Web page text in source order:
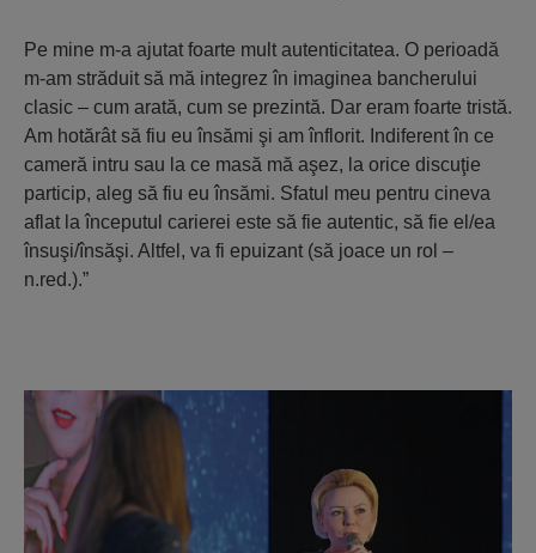
Pe mine m-a ajutat foarte mult autenticitatea. O perioadă
m-am străduit să mă integrez în imaginea bancherului
clasic – cum arată, cum se prezintă. Dar eram foarte tristă.
Am hotărât să fiu eu însămi şi am înflorit. Indiferent în ce
cameră intru sau la ce masă mă aşez, la orice discuţie
particip, aleg să fiu eu însămi. Sfatul meu pentru cineva
aflat la începutul carierei este să fie autentic, să fie el/ea
însuşi/însăşi. Altfel, va fi epuizant (să joace un rol –
n.red.).”